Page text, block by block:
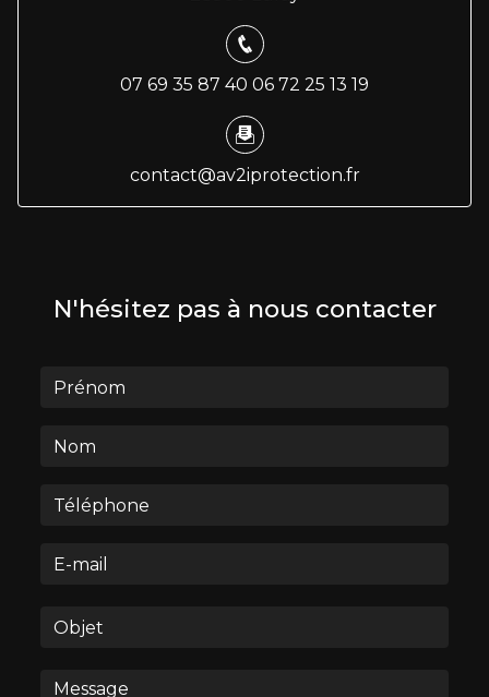
07 69 35 87 40 06 72 25 13 19
contact@av2iprotection.fr
N'hésitez pas à nous contacter